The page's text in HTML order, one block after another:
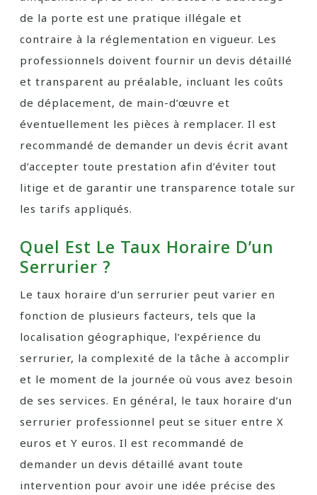
de la porte est une pratique illégale et
contraire à la réglementation en vigueur. Les
professionnels doivent fournir un devis détaillé
et transparent au préalable, incluant les coûts
de déplacement, de main-d’œuvre et
éventuellement les pièces à remplacer. Il est
recommandé de demander un devis écrit avant
d’accepter toute prestation afin d’éviter tout
litige et de garantir une transparence totale sur
les tarifs appliqués.
Quel Est Le Taux Horaire D’un
Serrurier ?
Le taux horaire d’un serrurier peut varier en
fonction de plusieurs facteurs, tels que la
localisation géographique, l’expérience du
serrurier, la complexité de la tâche à accomplir
et le moment de la journée où vous avez besoin
de ses services. En général, le taux horaire d’un
serrurier professionnel peut se situer entre X
euros et Y euros. Il est recommandé de
demander un devis détaillé avant toute
intervention pour avoir une idée précise des